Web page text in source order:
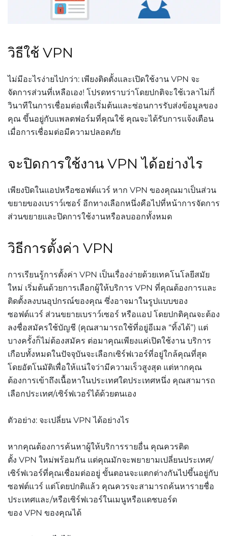
วิธีใช้ VPN
ไม่มีอะไรง่ายไปกว่า: เพียงติดตั้งและเปิดใช้งาน VPN จะ
จัดการส่วนที่เหลือเอง! โปรดทราบว่าโดยปกติจะใช้เวลาไม่กี่
วินาทีในการเชื่อมต่อเพื่อเริ่มต้นและซ่อนการรับส่งข้อมูลของ
คุณ ขึ้นอยู่กับแพลตฟอร์มที่คุณใช้ คุณจะได้รับการแจ้งเตือน
เมื่อการเชื่อมต่อมีความปลอดภัย
จะปิดการใช้งาน VPN ได้อย่างไร
เพียงปิดในแอปหรือซอฟต์แวร์ หาก VPN ของคุณมาเป็นส่วน
ขยายของเบราว์เซอร์ อีกทางเลือกหนึ่งคือไปที่หน้าการจัดการ
ส่วนขยายและปิดการใช้งานหรือลบออกทั้งหมด
วิธีการตั้งค่า VPN
การเรียนรู้การตั้งค่า VPN เป็นเรื่องง่ายด้วยเทคโนโลยีสมัย
ใหม่ เริ่มต้นด้วยการเลือกผู้ให้บริการ VPN ที่คุณต้องการและ
ติดตั้งลงบนอุปกรณ์ของคุณ ซึ่งอาจมาในรูปแบบของ
ซอฟต์แวร์ ส่วนขยายเบราว์เซอร์ หรือแอป โดยปกติคุณจะต้อง
ลงชื่อสมัครใช้บัญชี (คุณสามารถใช้ที่อยู่อีเมล “ทิ้งได้”) แต่
บางครั้งก็ไม่ต้องสมัคร ต่อมาคุณเพียงแค่เปิดใช้งาน บริการ
เกือบทั้งหมดในปัจจุบันจะเลือกเซิร์ฟเวอร์ที่อยู่ใกล้คุณที่สุด
โดยอัตโนมัติเพื่อให้แน่ใจว่ามีความเร็วสูงสุด แต่หากคุณ
ต้องการเข้าถึงเนื้อหาในประเทศใดประเทศหนึ่ง คุณสามารถ
เลือกประเทศ/เซิร์ฟเวอร์ได้ด้วยตนเอง
ตัวอย่าง: จะเปลี่ยน VPN ได้อย่างไร
หากคุณต้องการค้นหาผู้ให้บริการรายอื่น คุณควรติด
ตั้ง VPN ใหม่พร้อมกัน แต่คุณมักจะพยายามเปลี่ยนประเทศ/
เซิร์ฟเวอร์ที่คุณเชื่อมต่ออยู่ ขั้นตอนจะแตกต่างกันไปขึ้นอยู่กับ
ซอฟต์แวร์ แต่โดยปกติแล้ว คุณควรจะสามารถค้นหารายชื่อ
ประเทศและ/หรือเซิร์ฟเวอร์ในเมนูหรือแดชบอร์ด
ของ VPN ของคุณได้